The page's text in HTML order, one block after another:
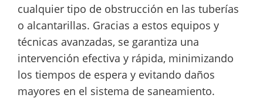
cualquier tipo de obstrucción en las tuberías
o alcantarillas. Gracias a estos equipos y
técnicas avanzadas, se garantiza una
intervención efectiva y rápida, minimizando
los tiempos de espera y evitando daños
mayores en el sistema de saneamiento.